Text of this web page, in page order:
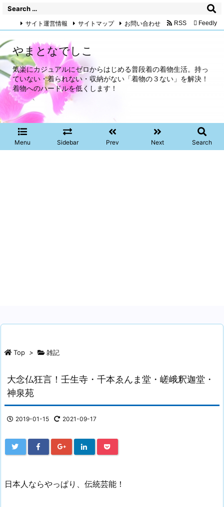
やまとなでしこ
気楽にカジュアルにゼロからはじめる普段着の着物生活。持っ
ていない・着られない・収納がない「着物の３ない」を解決！
着物へのハードルを低くします！
Menu Sidebar Prev Next Search
サイト運営情報 サイトマップ お問い合わせ RSS Feedly
Top > 雑記
大念仏狂言！壬生寺・千本ゑんま堂・嵯峨釈迦堂・
神泉苑
2019-01-15 2021-09-17
日本人ならやっぱり、伝統芸能！